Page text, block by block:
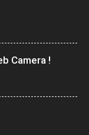
Camera !